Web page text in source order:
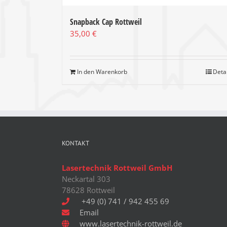
Snapback Cap Rottweil
35,00 €
In den Warenkorb
KONTAKT
Lasertechnik Rottweil GmbH
Neckartal 303
78628 Rottweil
+49 (0) 741 / 942 455 69
Email
www.lasertechnik-rottweil.de